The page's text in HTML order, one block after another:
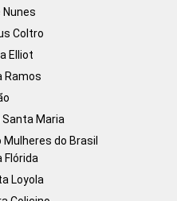
Nunes
Coltro
Elliot
Ramos
Santa Maria
Mulheres do Brasil
Flórida
Loyola